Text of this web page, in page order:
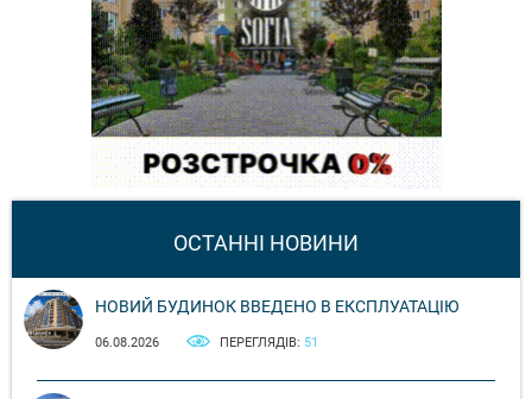
ОСТАННІ НОВИНИ
НОВИЙ БУДИНОК ВВЕДЕНО В ЕКСПЛУАТАЦІЮ
06.08.2026 ПЕРЕГЛЯДІВ: 51